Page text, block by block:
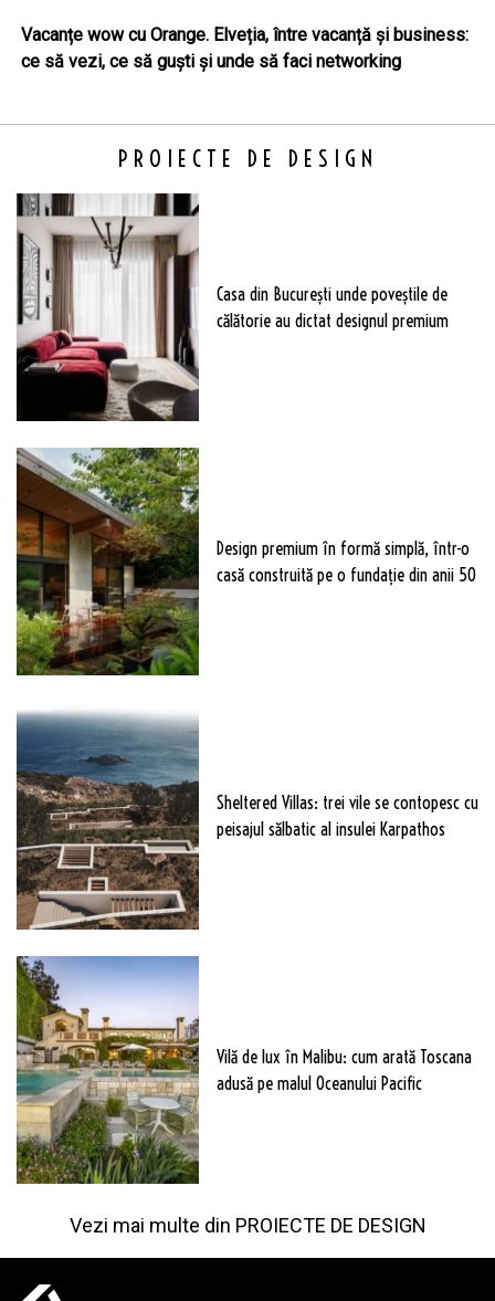
Vacanțe wow cu Orange. Elveția, între vacanță și business:
ce să vezi, ce să guști și unde să faci networking
PROIECTE DE DESIGN
Casa din București unde poveștile de
călătorie au dictat designul premium
Design premium în formă simplă, într-o
casă construită pe o fundație din anii 50
Sheltered Villas: trei vile se contopesc cu
peisajul sălbatic al insulei Karpathos
Vilă de lux în Malibu: cum arată Toscana
adusă pe malul Oceanului Pacific
Vezi mai multe din PROIECTE DE DESIGN